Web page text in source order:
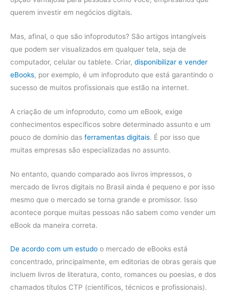
querem investir em negócios digitais.
Mas, afinal, o que são infoprodutos? São artigos intangíveis
que podem ser visualizados em qualquer tela, seja de
computador, celular ou tablete. Criar, disponibilizar e vender
eBooks, por exemplo, é um infoproduto que está garantindo o
sucesso de muitos profissionais que estão na internet.
A criação de um infoproduto, como um eBook, exige
conhecimentos específicos sobre determinado assunto e um
pouco de domínio das ferramentas digitais. É por isso que
muitas empresas são especializadas no assunto.
No entanto, quando comparado aos livros impressos, o
mercado de livros digitais no Brasil ainda é pequeno e por isso
mesmo que o mercado se torna grande e promissor. Isso
acontece porque muitas pessoas não sabem como vender um
eBook da maneira correta.
De acordo com um estudo o mercado de eBooks está
concentrado, principalmente, em editorias de obras gerais que
incluem livros de literatura, conto, romances ou poesias, e dos
chamados títulos CTP (científicos, técnicos e profissionais).